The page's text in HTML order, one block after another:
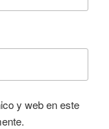
y web en este